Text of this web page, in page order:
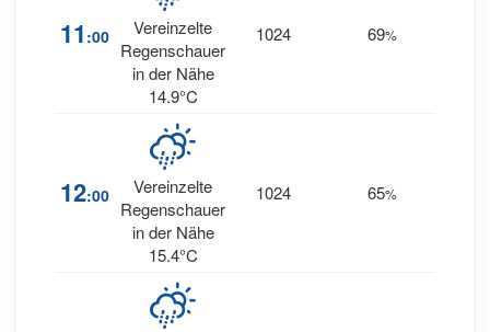
11 :00
Vereinzelte
Regenschauer
in der Nähe
14.9°C
1024 69%
12:00
Vereinzelte
Regenschauer
in der Nähe
15.4°C
1024 65%